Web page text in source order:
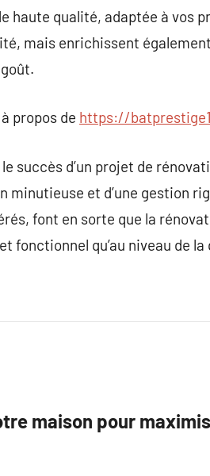
haute qualité, adaptée à vos
mais enrichissent
propos de https://
succès d’un projet de
minutieuse et d’une gestion
font en sorte que la
fonctionnel qu’au niveau de
maison pour